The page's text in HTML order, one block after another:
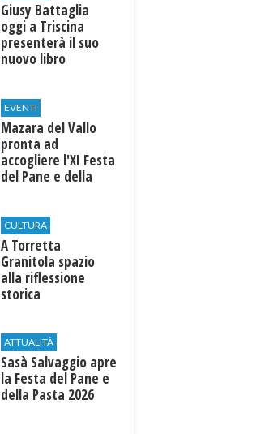
Giusy Battaglia
oggi a Triscina
presenterà il suo
nuovo libro
EVENTI
Mazara del Vallo
pronta ad
accogliere l'XI Festa
del Pane e della
CULTURA
​A Torretta
Granitola spazio
alla riflessione
storica
ATTUALITÀ
Sasà Salvaggio apre
la Festa del Pane e
della Pasta 2026